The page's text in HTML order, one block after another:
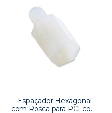
Espaçador Hexagonal
com Rosca para PCI com